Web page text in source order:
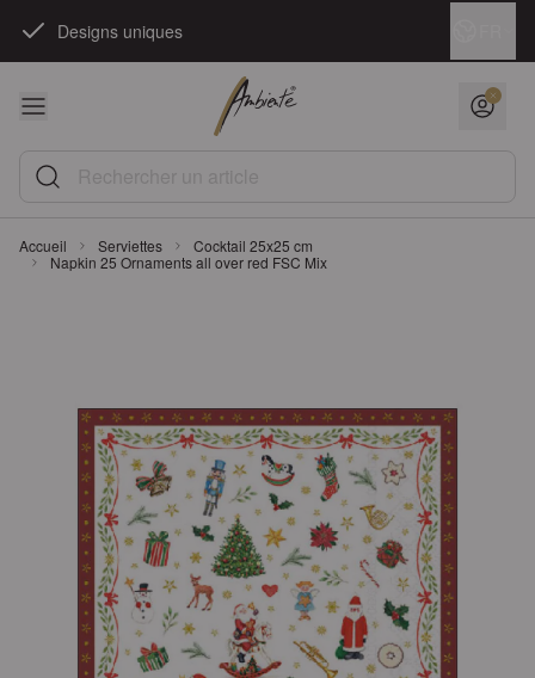
Designs uniques
Rechercher un article
Accueil Serviettes
Cocktail 25x25 cm
Napkin 25 Ornaments all over red FSC Mix